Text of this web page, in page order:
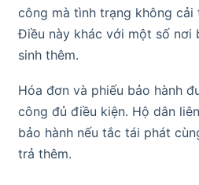
công mà tình trạng không cải
Điều này khác với một số nơi
sinh thêm.
Hóa đơn và phiếu bảo hành
công đủ điều kiện. Hộ dân
bảo hành nếu tắc tái phát
trả thêm.